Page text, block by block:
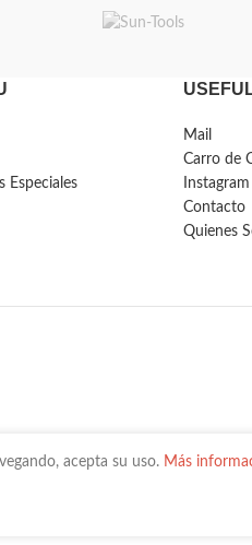
Especiales
Mail
Carro de
Instagram
Contacto
Quienes
acepta su uso. Más